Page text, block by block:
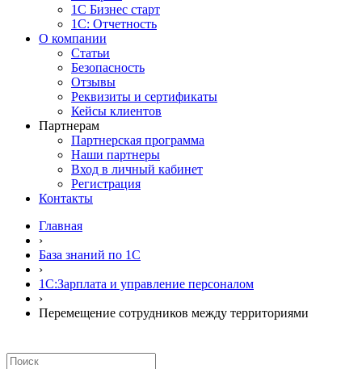
1С Бизнес старт
1С: Отчетность
О компании
Статьи
Безопасность
Отзывы
Реквизиты и сертификаты
Кейсы клиентов
Партнерам
Партнерская программа
Наши партнеры
Вход в личный кабинет
Регистрация
Контакты
Главная
›
База знаний по 1С
›
1С:Зарплата и управление персоналом
›
Перемещение сотрудников между территориями